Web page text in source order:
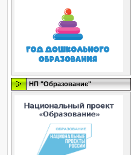
НП "Образование"